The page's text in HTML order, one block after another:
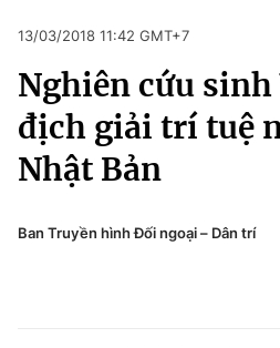
Chuyên mục
Chính trị
Xã hội
Pháp luật
Pháp luật
Kinh tế
Thể thao
Truyền hình
Văn hóa - Giải trí
Y tế
Công nghệ
13/03/2018 11:42 GMT+7
Nghiên cứu sinh
địch giải trí tuệ
Nhật Bản
Ban Truyền hình Đối ngoại – Dân trí